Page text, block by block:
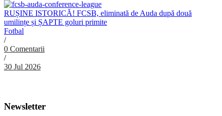
RUȘINE ISTORICĂ! FCSB, eliminată de Auda după două
umilințe și ȘAPTE goluri primite
Fotbal
/
0 Comentarii
/
30 Jul 2026
Newsletter